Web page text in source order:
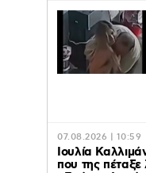
07.08.2026 | 10:59
Ιουλία
που της